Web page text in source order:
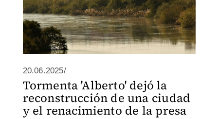
20.06.2025/
Tormenta 'Alberto' dejó la
reconstrucción de una ciudad
y el renacimiento de la presa